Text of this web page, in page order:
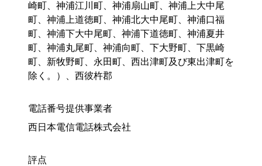
崎町、神浦江川町、神浦扇山町、神浦上大中尾
町、神浦上道徳町、神浦北大中尾町、神浦口福
町、神浦下大中尾町、神浦下道徳町、神浦夏井
町、神浦丸尾町、神浦向町、下大野町、下黒崎
町、新牧野町、永田町、西出津町及び東出津町を
除く。）、西彼杵郡
電話番号提供事業者
西日本電信電話株式会社
評点